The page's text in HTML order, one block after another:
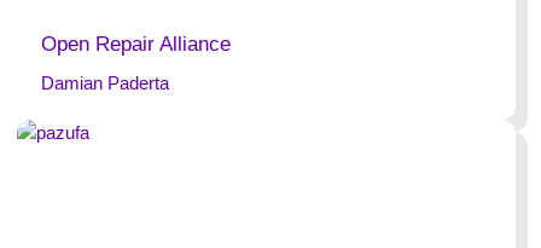
Open Repair Alliance
Damian Paderta